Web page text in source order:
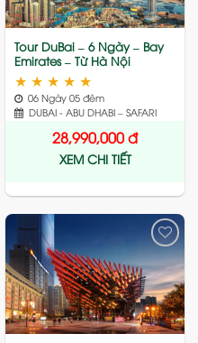
Tour DuBai – 6 Ngày – Bay
Emirates – Từ Hà Nội
★ ★ ★ ★ ★
06 Ngày 05 đêm
DUBAI - ABU DHABI – SAFARI
28,990,000đ
XEM CHI TIẾT
Add
to
wishlist